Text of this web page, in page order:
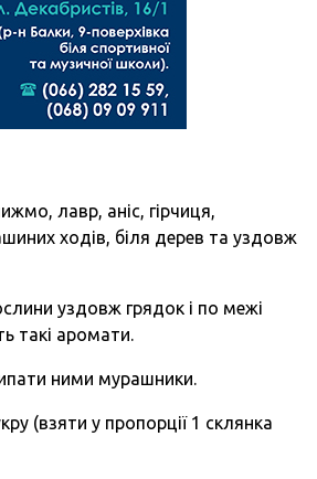
лавр, аніс, гірчиця,
ходів, біля дерев та уздовж
уздовж грядок і по межі
такі аромати.
ними мурашники.
(взяти у пропорції 1 склянка